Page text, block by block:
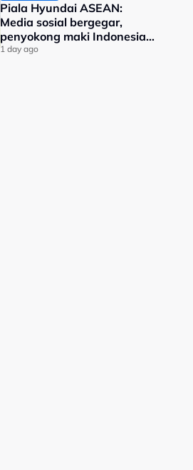
Piala Hyundai ASEAN:
Media sosial bergegar,
penyokong maki Indonesia
malu kalah
1 day ago